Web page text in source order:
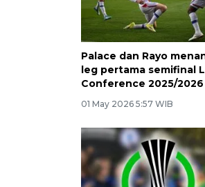
Palace dan Rayo
leg pertama semifinal
Conference 2025/2026
01 May 2026 5:57 WIB